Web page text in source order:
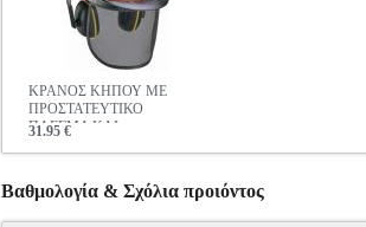
ΚΡΑΝΟΣ ΚΗΠΟΥ ΜΕ
ΠΡΟΣΤΑΤΕΥΤΙΚΟ
ΠΛΕΓΜΑ ΚΑΙ
31.95 €
Βαθμολογία & Σχόλια προιόντος